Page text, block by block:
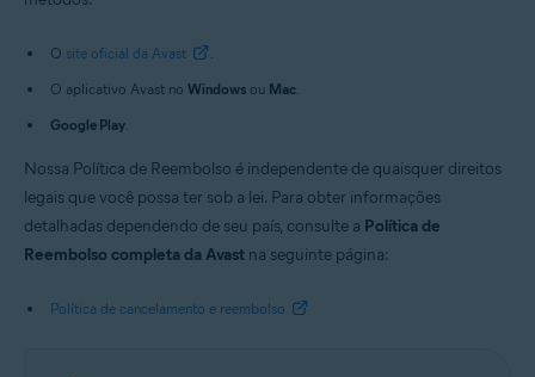
O site oficial da Avast
.
O aplicativo Avast no Windows ou Mac.
Google Play.
Nossa Política de Reembolso é independente de quaisquer direitos
legais que você possa ter sob a lei. Para obter informações
detalhadas dependendo de seu país, consulte a Política de
Reembolso completa da Avast na seguinte página:
Política de cancelamento e reembolso